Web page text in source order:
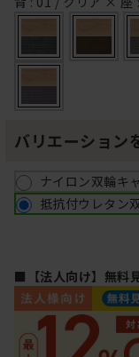
バリエーション
ナイロン双輪キ
抵抗付ウレタン
■【法人向け】無料